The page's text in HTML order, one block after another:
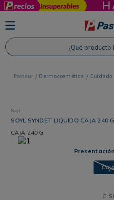
¿Qué producto buscas?
Dermocosmética Cuidado
Soyl
SOYL SYNDET LIQUIDO CAJA 240 G
CAJA 240 G
Caja
G $
TÉRMINOS MÁS BUSCADOS
1. Protector Solar
2. Shampoo